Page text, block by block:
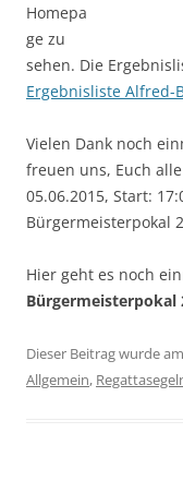
Homepa
ge zu
sehen. Die
Ergebnisliste Alfred-
Vielen Dank noch
freuen uns, Euch
05.06.2015, Start:
Bürgermeisterpokal
Hier geht es noch
Bürgermeisterpokal
Dieser Beitrag wurde am
Allgemein,